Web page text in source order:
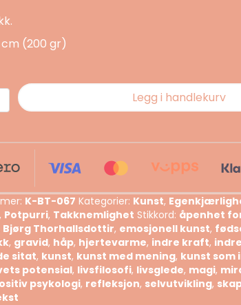
cm (200 gr)
Legg i handlekurv
K-BT-067 Kategorier: Kunst,
, Potpurri, Takknemlighet Stikkord: åpenhet
Bjørg Thorhallsdottir, emosjonell kunst,
, gravid, håp, hjertevarme, indre kraft,
sitat, kunst, kunst med mening, kunst som
potensial, livsfilosofi, livsglede, magi,
psykologi, refleksjon, selvutvikling,